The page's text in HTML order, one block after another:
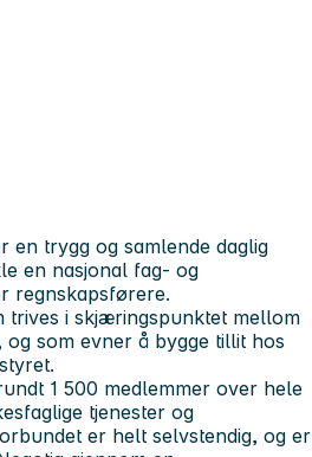
en trygg og samlende daglig
en nasjonal fag- og
regnskapsførere.
trives i skjæringspunktet mellom
som evner å bygge tillit hos
1 500 medlemmer over hele
tjenester og
er helt selvstendig, og er